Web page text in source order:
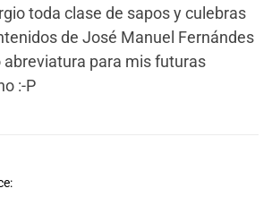
toda clase de sapos y culebras
de José Manuel Fernándes
abreviatura para mis futuras
:-P